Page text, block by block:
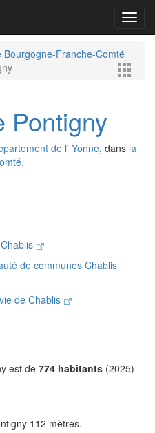
Bourgogne-Franche-Comté
Pontigny
de l' Yonne, dans la
de communes Chablis
de Chablis
est de 774 habitants (2025)
112 mètres.